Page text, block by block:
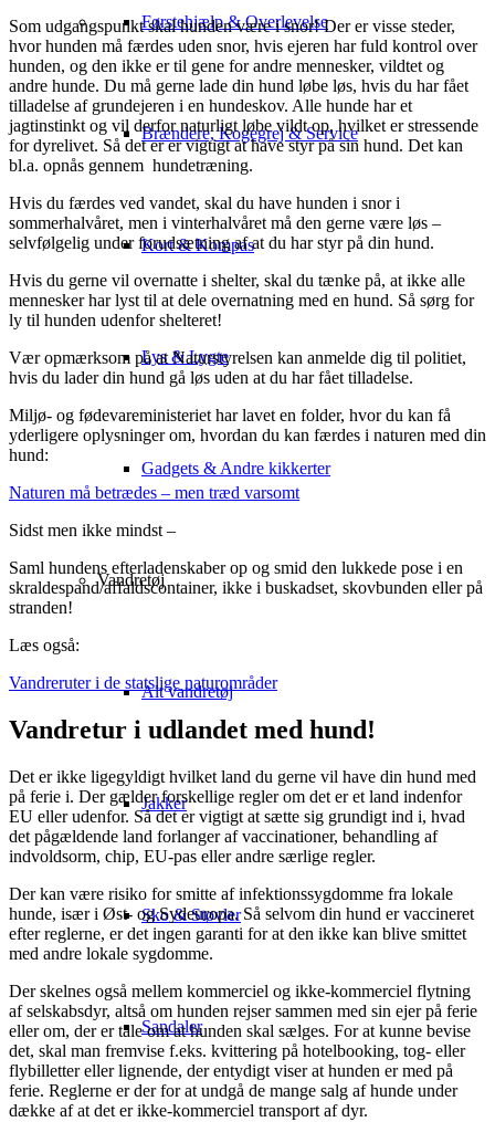
Førstehjælp & Overlevelse
Brændere, Kogegrej & Service
Kort & Kompas
Lys & Lygte
Gadgets & Andre kikkerter
Vandretøj
Alt vandretøj
Jakker
Sko & Støvler
Sandaler
Som udgangspunkt skal hunden være i snor! Der er visse steder,
hvor hunden må færdes uden snor, hvis ejeren har fuld kontrol over
hunden, og den ikke er til gene for andre mennesker, vildtet og
andre hunde. Du må gerne lade din hund løbe løs, hvis du har fået
tilladelse af grundejeren i en hundeskov. Alle hunde har et
jagtinstinkt og vil derfor naturligt løbe vildt op, hvilket er stressende
for dyrelivet. Så det er er vigtigt at have styr på sin hund. Det kan
bl.a. opnås gennem hundetræning.
Hvis du færdes ved vandet, skal du have hunden i snor i
sommerhalvåret, men i vinterhalvåret må den gerne være løs –
selvfølgelig under forudsætning af at du har styr på din hund.
Hvis du gerne vil overnatte i shelter, skal du tænke på, at ikke alle
mennesker har lyst til at dele overnatning med en hund. Så sørg for
ly til hunden udenfor shelteret!
Vær opmærksom på at Naturstyrelsen kan anmelde dig til politiet,
hvis du lader din hund gå løs uden at du har fået tilladelse.
Miljø- og fødevareministeriet har lavet en folder, hvor du kan få
yderligere oplysninger om, hvordan du kan færdes i naturen med din
hund:
Naturen må betrædes – men træd varsomt
Sidst men ikke mindst –
Saml hundens efterladenskaber op og smid den lukkede pose i en
skraldespand/affaldscontainer, ikke i buskadset, skovbunden eller på
stranden!
Læs også:
Vandreruter i de statslige naturområder
Vandretur i udlandet med hund!
Det er ikke ligegyldigt hvilket land du gerne vil have din hund med
på ferie i. Der gælder forskellige regler om det er et land indenfor
EU eller udenfor. Så det er vigtigt at sætte sig grundigt ind i, hvad
det pågældende land forlanger af vaccinationer, behandling af
indvoldsorm, chip, EU-pas eller andre særlige regler.
Der kan være risiko for smitte af infektionssygdomme fra lokale
hunde, især i Øst- og Sydeuropa. Så selvom din hund er vaccineret
efter reglerne, er det ingen garanti for at den ikke kan blive smittet
med andre lokale sygdomme.
Der skelnes også mellem kommerciel og ikke-kommerciel flytning
af selskabsdyr, altså om hunden rejser sammen med sin ejer på ferie
eller om, der er tale om at hunden skal sælges. For at kunne bevise
det, skal man fremvise f.eks. kvittering på hotelbooking, tog- eller
flybilletter eller lignende, der entydigt viser at hunden er med på
ferie. Reglerne er der for at undgå de mange salg af hunde under
dække af at det er ikke-kommerciel transport af dyr.